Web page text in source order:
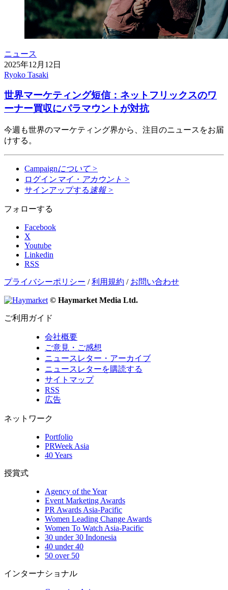
ニュース
2025年12月12日
Ryoko Tasaki
世界マーケティング短信：ネットフリックスのワ
ーナー買収にパラマウントが対抗
今週も世界のマーケティング界から、注目のニュースをお届
けする。
Campaignについて >
ログイン マイ・アカウント >
サインアップする 速報 >
フォローする
Facebook
X
Youtube
Linkedin
RSS
プライバシーポリシー /利用規約 / お問い合わせ
© Haymarket Media Ltd.
ご利用ガイド
会社概要
ご意見・ご感想
ニュースレター・アーカイブ
ニュースレターを購読する
サイトマップ
RSS
広告
ネットワーク
Portfolio
PRWeek Asia
40 Years
授賞式
Agency of the Year
Event Marketing Awards
PR Awards Asia-Pacific
Women Leading Change Awards
Women To Watch Asia-Pacific
30 under 30 Indonesia
40 under 40
50 over 50
インターナショナル